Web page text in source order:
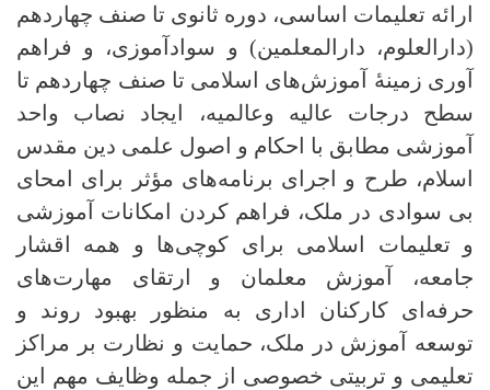
ارائه تعلیمات اساسی، دوره ثانوی تا صنف چهاردهم
(دارالعلوم، دارالمعلمین) و سوادآموزی، و فراهم
آوری زمینۀ آموزش‌های اسلامی تا صنف چهاردهم تا
سطح درجات عالیه وعالمیه، ایجاد نصاب واحد
آموزشی مطابق با احکام و اصول علمی دین مقدس
اسلام، طرح و اجرای برنامه‌های مؤثر برای امحای
بی سوادی در ملک، فراهم کردن امکانات آموزشی
و تعلیمات اسلامی برای کوچی‌ها و همه اقشار
جامعه، آموزش معلمان و ارتقای مهارت‌های
حرفه‌ای کارکنان اداری به منظور بهبود روند و
توسعه آموزش در ملک، حمایت و نظارت بر مراکز
تعلیمی و تربیتی خصوصی از جمله وظایف مهم این